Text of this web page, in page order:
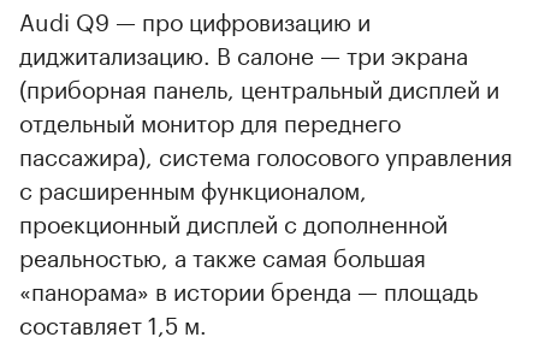
Audi Q9 — про цифровизацию и
диджитализацию. В салоне — три экрана
(приборная панель, центральный дисплей и
отдельный монитор для переднего
пассажира), система голосового управления
с расширенным функционалом,
проекционный дисплей с дополненной
реальностью, а также самая большая
«панорама» в истории бренда — площадь
составляет 1,5 м.